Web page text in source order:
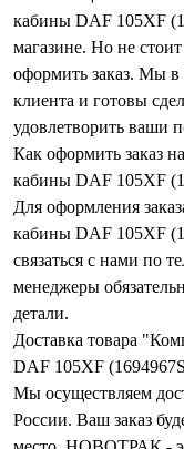
кабины DAF 105XF
магазине. Но не
оформить заказ. Мы
клиента и готовы
удовлетворить ваши
Как оформить заказ
кабины DAF 105XF
Для оформления
кабины DAF 105XF
связаться с нами по
менеджеры
детали.
Доставка товара
DAF 105XF
Мы осуществляем
России. Ваш заказ